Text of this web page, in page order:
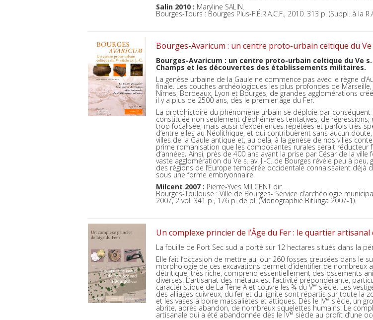
Salin 2010 : Maryline SALIN.
Bourges-Tours : Bourges Plus-F.É.R.A.C.F., 2010. 313 p. (Suppl. à la
Bourges-Avaricum : un centre proto-urbain celtique du Ve
Bourges-Avaricum : un centre proto-urbain celtique du Ve
Champs et les découvertes des établissements militaires.
La genèse urbaine de la Gaule ne commence pas avec le règne
finale. Les couches archéologiques les plus profondes de
Nîmes, Bordeaux, Lyon et Bourges, de grandes agglomérations
il y a plus de 2500 ans, dès le premier âge du Fer.
La protohistoire du phénomène urbain se déploie par
constituée non seulement d’éphémères tentatives, de
trop focalisée, mais aussi d’expériences répétées et parfois très
d’entre elles au Néolithique, et qui contribuèrent sans aucun
villes de la Gaule antique et, au delà, à la genèse de nos villes
prime romanisation que les composantes rurales serait réducteur
d’années. Ainsi, près de 400 ans avant la prise par César de la ville
vaste agglomération du Ve s. av. J.-C. de Bourges révèle peu à
des régions de l’Europe tempérée occidentale connaissaient déjà
sous une forme embryonnaire.
Milcent 2007 : Pierre-Yves MILCENT dir.
Bourges-Toulouse : Ville de Bourges- Service d’archéologie
2007, 2 vol. 341 p., 176 p. de pl. (Monographie Bituriga 2007-1).
Un complexe princier de l’Âge du Fer : le quartier
La fouille de Port Sec sud a porté sur 12 hectares situés dans la
Elle fait l’occasion de mettre au jour 260 fosses creusées dans le
morphologie de ces excavations permet d’identifier de
détritique, très riche, comprend essentiellement des ossements
diverses. L’artisanat des métaux est l’activité prépondérante,
caractéristique de La Tène A et couvre les ¾ du Ve siècle. Les
des alliages cuivreux, du fer et du lignite sont répartis sur toute la
et les vases à boire massaliètes et attiques. Dès le IVe siècle, un
abrite, après abandon, de nombreux squelettes humains. Le
artisanale qui a été abandonnée dès le IVe siècle au profit d’une